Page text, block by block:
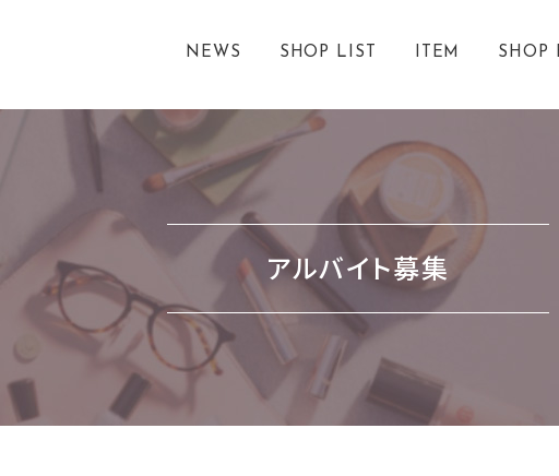
NEWS SHOP LIST ITEM SHOP
アルバイト募集